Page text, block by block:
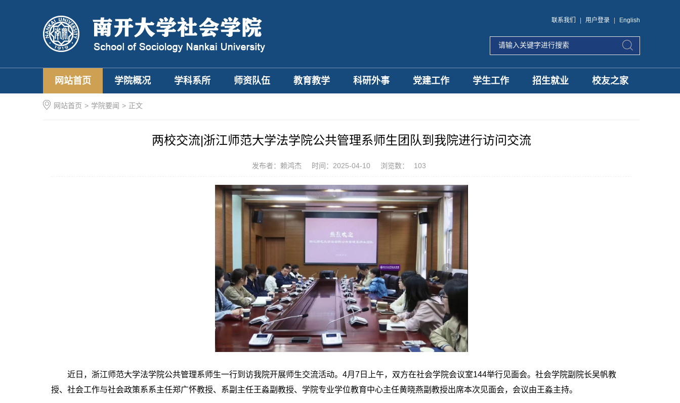
联系我们 用户登录 English
网站首页 学院概况 学科系所 师资队伍 教育教学 科研外事 党建工作 学生工作 招生就业 校友之家
网站首页 > 学院要闻 > 正文
两校交流|浙江师范大学法学院公共管理系师生团队到我院进行访问交流
发布者：赖鸿杰 时间：2025-04-10 浏览数： 103
近日，浙江师范大学法学院公共管理系师生一行到访我院开展师生交流活动。4月7日上午，双方在社会学院会议室144举行见面会。社会学院副院长吴帆教
授、社会工作与社会政策系系主任郑广怀教授、系副主任王淼副教授、学院专业学位教育中心主任黄晓燕副教授出席本次见面会，会议由王淼主持。